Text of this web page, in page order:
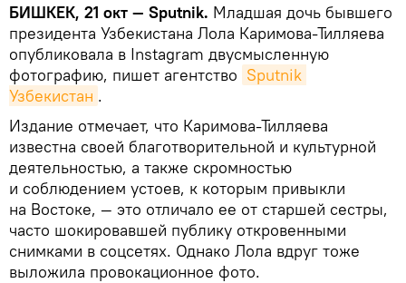
БИШКЕК, 21 окт — Sputnik. Младшая дочь бывшего
президента Узбекистана Лола Каримова-Тилляева
опубликовала в Instagram двусмысленную
фотографию, пишет агентство Sputnik
Узбекистан .
Издание отмечает, что Каримова-Тилляева
известна своей благотворительной и культурной
деятельностью, а также скромностью
и соблюдением устоев, к которым привыкли
на Востоке, — это отличало ее от старшей сестры,
часто шокировавшей публику откровенными
снимками в соцсетях. Однако Лола вдруг тоже
выложила провокационное фото.